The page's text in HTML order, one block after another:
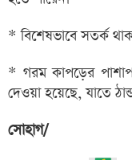
* বিশেষভাবে সতর্ক
* গরম কাপড়ের
দেওয়া হয়েছে, যাতে
সোহাগ/